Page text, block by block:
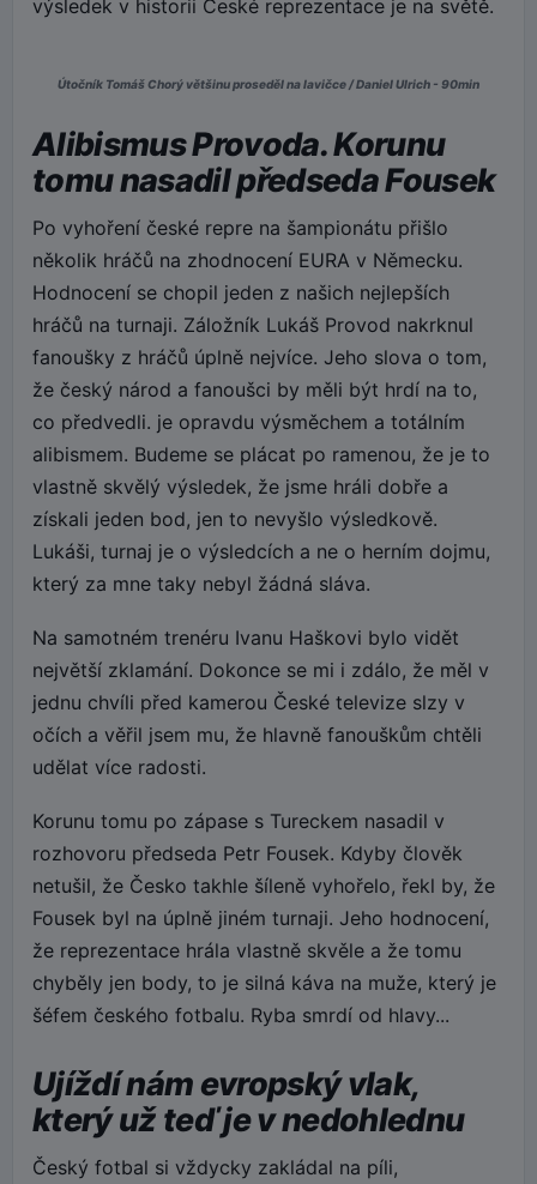
výsledek v historii České reprezentace je na světě.
Útočník Tomáš Chorý většinu proseděl na lavičce / Daniel Ulrich - 90min
Alibismus Provoda. Korunu
tomu nasadil předseda Fousek
Po vyhoření české repre na šampionátu přišlo
několik hráčů na zhodnocení EURA v Německu.
Hodnocení se chopil jeden z našich nejlepších
hráčů na turnaji. Záložník Lukáš Provod nakrknul
fanoušky z hráčů úplně nejvíce. Jeho slova o tom,
že český národ a fanoušci by měli být hrdí na to,
co předvedli. je opravdu výsměchem a totálním
alibismem. Budeme se plácat po ramenou, že je to
vlastně skvělý výsledek, že jsme hráli dobře a
získali jeden bod, jen to nevyšlo výsledkově.
Lukáši, turnaj je o výsledcích a ne o herním dojmu,
který za mne taky nebyl žádná sláva.
Na samotném trenéru Ivanu Haškovi bylo vidět
největší zklamání. Dokonce se mi i zdálo, že měl v
jednu chvíli před kamerou České televize slzy v
očích a věřil jsem mu, že hlavně fanouškům chtěli
udělat více radosti.
Korunu tomu po zápase s Tureckem nasadil v
rozhovoru předseda Petr Fousek. Kdyby člověk
netušil, že Česko takhle šíleně vyhořelo, řekl by, že
Fousek byl na úplně jiném turnaji. Jeho hodnocení,
že reprezentace hrála vlastně skvěle a že tomu
chyběly jen body, to je silná káva na muže, který je
šéfem českého fotbalu. Ryba smrdí od hlavy...
Ujíždí nám evropský vlak,
který už teď je v nedohlednu
Český fotbal si vždycky zakládal na píli,